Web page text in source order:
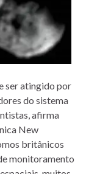
ser atingido por
do sistema
afirma
New
britânicos
monitoramento